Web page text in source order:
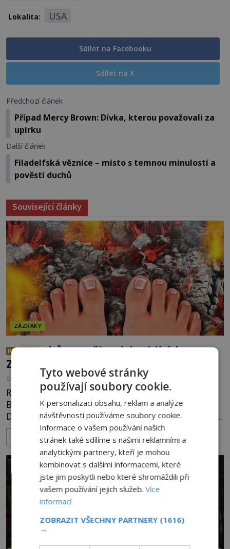
Lokalita: USA
Sdílet na Facebooku
Sdílet na X
Předchozí článek
Případ Mercy Brown: Dívka, kterou považovali za
upírku
Další článek
Filadelfská věznice – místo s temnou minulostí a
pověstí duchů
Související články
ZÁZRAKY
PREMIUM
Chůze po žhavých uhlících:
Zázrak nebo podvod?
OD KAROLÍNA TRNKOVÁ 4.8.2026 3.3TIS
Rituál chůze po žhavých uhlících je zmiňován i v
Bibli, první zmínky ale pochází už z doby železné.
Dnes je využíván nejrůznějšími šamany k nalezení
spirituální síly či vnitřního klidu. Jak funguje a proč
si při něm člověk nepopálí nohy, což bylo
objektivně dokázáno? Je na něm i něco
nadpřirozeného? Histori
ZOBRAZIT VÍCE
Tyto webové stránky
používají soubory cookie.
K personalizaci obsahu, reklam a analýze
návštěvnosti používáme soubory cookie.
Informace o vašem používání našich
stránek také sdílíme s našimi reklamními a
analytickými partnery, kteří je mohou
kombinovat s dalšími informacemi, které
jste jim poskytli nebo které shromáždili při
vašem používání jejich služeb.Více
informací
ZOBRAZIT VŠECHNY PARTNERY (1616)
→